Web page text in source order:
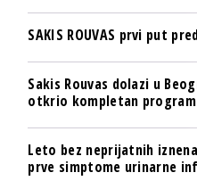
SAKIS ROUVAS prvi put
Sakis Rouvas dolazi u
otkrio kompletan program
Leto bez neprijatnih
prve simptome urinarne